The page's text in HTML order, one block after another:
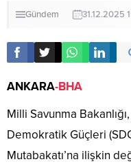
Gündem 31.12.2025
ANKARA-BHA
Milli Savunma
Demokratik Güçleri
Mutabakatı’na ilişkin